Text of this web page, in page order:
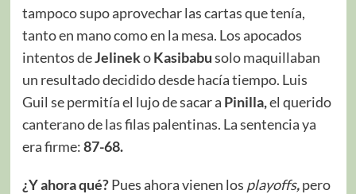
tampoco supo aprovechar las cartas que tenía,
tanto en mano como en la mesa. Los apocados
intentos deJelinekoKasibabusolo maquillaban
un resultado decidido desde hacía tiempo. Luis
Guil se permitía el lujo de sacar a Pinilla,el querido
canterano de las filas palentinas. La sentencia ya
era firme:87-68.
¿Y ahora qué?Pues ahora vienen los playoffs,pero